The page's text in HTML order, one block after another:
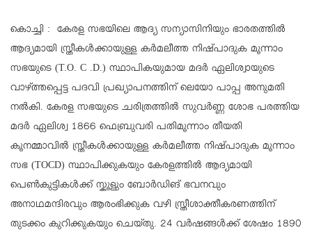
കൊച്ചി : കേരള സഭയിലെ ആദ്യ സന്യാസിനിയും ഭാരതത്തിൽ
ആദ്യമായി സ്ത്രീകൾക്കായുള്ള കർമലീത്ത നിഷ്പാദുക മൂന്നാം
സഭയുടെ (T.O. C .D.) സ്ഥാപികയുമായ മദർ ഏലിശ്വായുടെ
വാഴ്ത്തപ്പെട്ട പദവി പ്രഖ്യാപനത്തിന് ലെയോ പാപ്പ അനുമതി
നൽകി. കേരള സഭയുടെ ചരിത്രത്തിൽ സുവർണ്ണ ശോഭ പരത്തിയ
മദർ ഏലിശ്വ 1866 ഫെബ്രുവരി പതിമൂന്നാം തീയതി
കൂനമ്മാവിൽ സ്ത്രീകൾക്കായുള്ള കർമലീത്ത നിഷ്പാദുക മൂന്നാം
സഭ (TOCD) സ്ഥാപിക്കുകയും കേരളത്തിൽ ആദ്യമായി
പെൺകുട്ടികൾക്ക് സ്കൂളും ബോർഡിങ് ഭവനവും
അനാഥമന്ദിരവും ആരംഭിക്കുക വഴി സ്ത്രീശാക്തീകരണത്തിന്
തുടക്കം കുറിക്കുകയും ചെയ്തു. 24 വർഷങ്ങൾക്ക് ശേഷം 1890